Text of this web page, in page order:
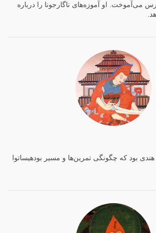
درس می‌آموخت. او آموزه‌های ناگارجونا را درباره
بود که چگونگی تمرین‌ها و مسیر بودهیساتوا